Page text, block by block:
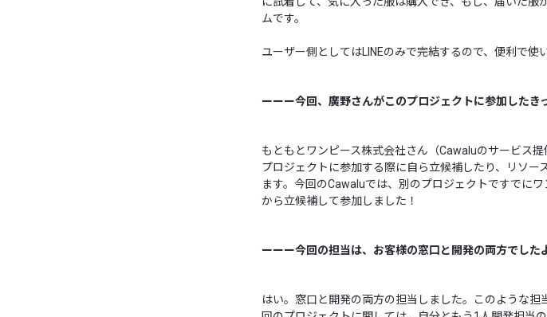
ムです。
ユーザー側としてはLINEのみで完結するので、便利で使
ーーー今回、廣野さんがこのプロジェクトに参加したき
もともとワンピース株式会社さん（Cawaluのサービス
プロジェクトに参加する際に自ら立候補したり、リソー
ます。今回のCawaluでは、別のプロジェクトですでに
から立候補して参加しました！
ーーー今回の担当は、お客様の窓口と開発の両方でした
はい。窓口と開発の両方の担当しました。このような